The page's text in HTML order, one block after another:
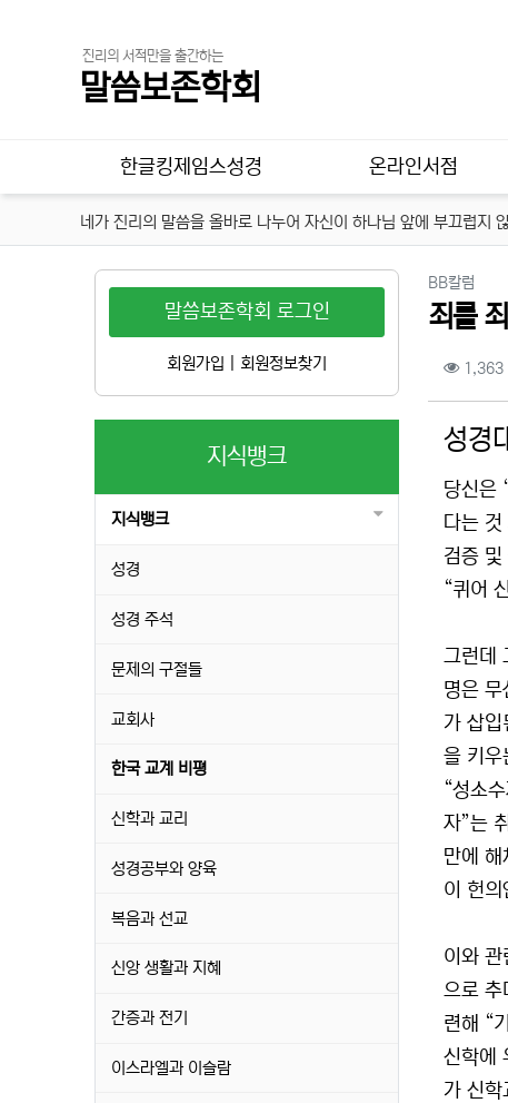
진리의 서적만을 출간하는
말씀보존학회
한글킹제임스성경 온라인서점
네가 진리의 말씀을 올바로 나누어 자신이 하나님 앞에 부끄럽지
BB칼럼
죄를
컨텐
1,363
성경
당신은
다는
검증
“퀴어
그런데
명은
가 삽
을 키우
“성소
자”는
만에
이 헌
이와
으로
련해 “
신학에
가 신
말씀보존학회 로그인
회원가입 회원정보찾기
지식뱅크
지식뱅크
성경
성경 주석
문제의 구절들
교회사
한국 교계 비평
신학과 교리
성경공부와 양육
복음과 선교
신앙 생활과 지혜
간증과 전기
이스라엘과 이슬람